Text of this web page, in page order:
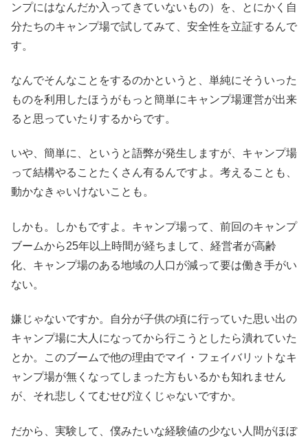
ンプにはなんだか入ってきていないもの）を、とにかく自
分たちのキャンプ場で試してみて、安全性を立証するんで
す。
なんでそんなことをするのかというと、単純にそういった
ものを利用したほうがもっと簡単にキャンプ場運営が出来
ると思っていたりするからです。
いや、簡単に、というと語弊が発生しますが、キャンプ場
って結構やることたくさん有るんですよ。考えることも、
動かなきゃいけないことも。
しかも。しかもですよ。キャンプ場って、前回のキャンプ
ブームから25年以上時間が経ちまして、経営者が高齢
化、キャンプ場のある地域の人口が減って要は働き手がい
ない。
嫌じゃないですか。自分が子供の頃に行っていた思い出の
キャンプ場に大人になってから行こうとしたら潰れていた
とか。このブームで他の理由でマイ・フェイバリットなキ
ャンプ場が無くなってしまった方もいるかも知れません
が、それ悲しくてむせび泣くじゃないですか。
だから、実験して、僕みたいな経験値の少ない人間がほぼ